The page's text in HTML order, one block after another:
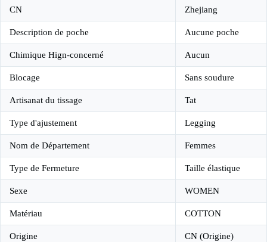
CN Zhejiang
Description de poche Aucune poche
Chimique Hign-concerné Aucun
Blocage Sans soudure
Artisanat du tissage Tat
Type d'ajustement Legging
Nom de Département Femmes
Type de Fermeture Taille élastique
Sexe WOMEN
Matériau COTTON
Origine CN (Origine)